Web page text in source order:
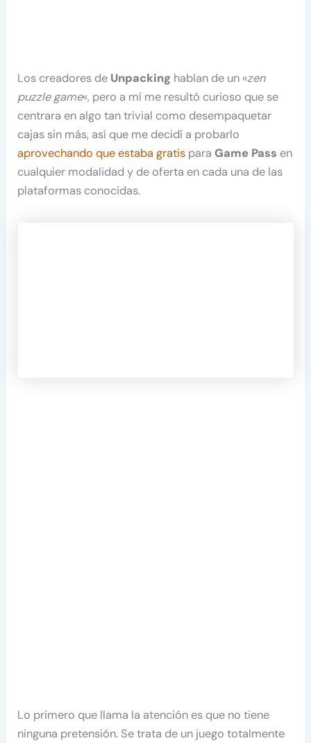
Los creadores de Unpacking hablan de un «zen
puzzle game«, pero a mí me resultó curioso que se
centrara en algo tan trivial como desempaquetar
cajas sin más, así que me decidí a probarlo
aprovechando que estaba gratis paraGame Pass en
cualquier modalidad y de oferta en cada una de las
plataformas conocidas.
Lo primero que llama la atención es que no tiene
ninguna pretensión. Se trata de un juego totalmente